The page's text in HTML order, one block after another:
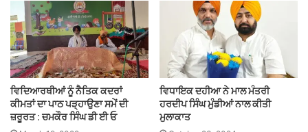
ਵਿਦਿਆਰਥੀਆਂ ਨੂੰ ਨੈਤਿਕ ਕਦਰਾਂ
ਕੀਮਤਾਂ ਦਾ ਪਾਠ ਪੜ੍ਹਾਉਣਾ ਸਮੇਂ ਦੀ
ਜ਼ਰੂਰਤ : ਚਮਕੌਰ ਸਿੰਘ ਡੀ ਈ ਓ
ਵਿਧਾਇਕ ਦਹੀਆ ਨੇ ਮਾਲ ਮੰਤਰੀ
ਹਰਦੀਪ ਸਿੰਘ ਮੁੰਡੀਆਂ ਨਾਲ ਕੀਤੀ
ਮੁਲਾਕਾਤ